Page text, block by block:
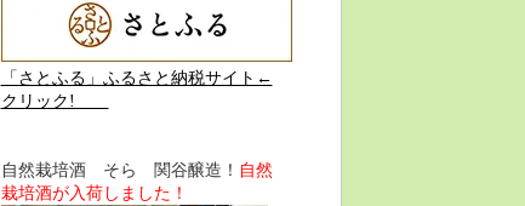
「さとふる」ふるさと納税サイト←
クリック!
自然栽培酒 そら 関谷醸造！ 自然
栽培酒が入荷しました！